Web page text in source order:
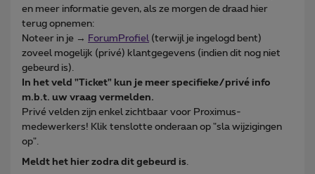
en meer informatie geven, als ze morgen de draad hier
terug opnemen:
Noteer in je → ForumProfiel (terwijl je ingelogd bent)
zoveel mogelijk (privé) klantgegevens (indien dit nog niet
gebeurd is).
In het veld "Ticket" kun je meer specifieke/privé info
m.b.t. uw vraag vermelden.
Privé velden zijn enkel zichtbaar voor Proximus-
medewerkers! Klik tenslotte onderaan op "sla wijzigingen
op".
Meldt het hier zodra dit gebeurd is